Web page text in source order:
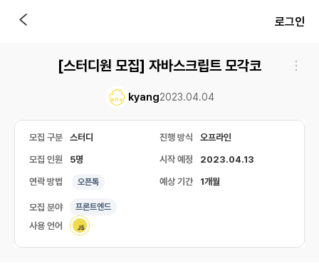
로그인
[스터디원 모집] 자바스크립트 모각코
kyang2023.04.04
모집 구분 스터디 진행 방식 오프라인
모집 인원 5명 시작 예정 2023.04.13
연락 방법 오픈톡 예상 기간 1개월
모집 분야 프론트엔드
사용 언어